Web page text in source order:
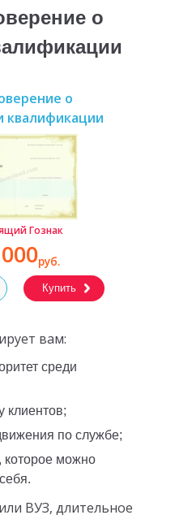
о
о
квалификации
Гознак
руб.
Купить
вам:
клиентов;
по службе;
ВУЗ, длительное